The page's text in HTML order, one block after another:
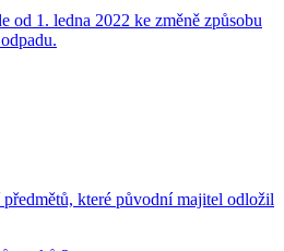
od 1. ledna 2022 ke změně způsobu
které původní majitel odložil